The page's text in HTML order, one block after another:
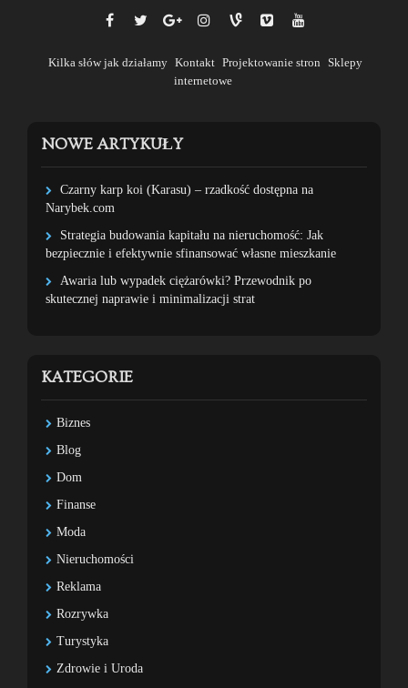
Kilka słów jak działamy Kontakt Projektowanie stron Sklepy
internetowe
NOWE ARTYKUŁY
Czarny karp koi (Karasu) – rzadkość dostępna na
Narybek.com
Strategia budowania kapitału na nieruchomość: Jak
bezpiecznie i efektywnie sfinansować własne mieszkanie
Awaria lub wypadek ciężarówki? Przewodnik po
skutecznej naprawie i minimalizacji strat
KATEGORIE
Biznes
Blog
Dom
Finanse
Moda
Nieruchomości
Reklama
Rozrywka
Turystyka
Zdrowie i Uroda